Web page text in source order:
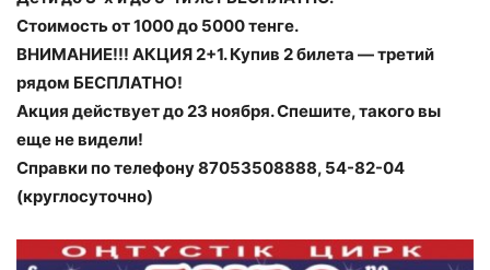
Стоимость от 1000 до 5000 тенге.
ВНИМАНИЕ!!! АКЦИЯ 2+1. Купив 2 билета — третий
рядом БЕСПЛАТНО!
Акция действует до 23 ноября. Спешите, такого вы
еще не видели!
Справки по телефону 87053508888, 54-82-04
(круглосуточно)